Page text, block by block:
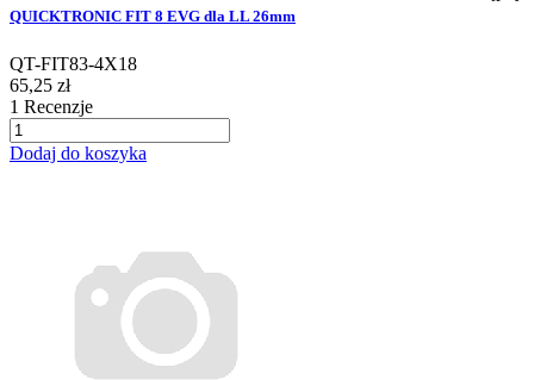
QUICKTRONIC FIT 8 EVG dla LL 26mm
QT-FIT83-4X18
65,25 zł
1 Recenzje
Dodaj do koszyka